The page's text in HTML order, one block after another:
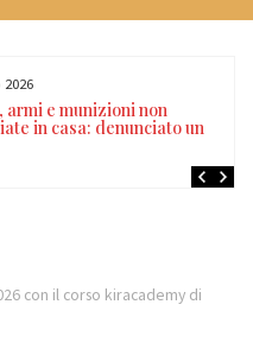
armi e munizioni non
in casa: denunciato un
con il corso kiracademy di